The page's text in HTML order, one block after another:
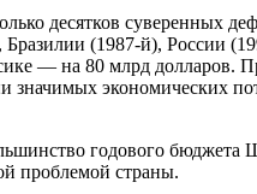
десятков суверенных
(1987-й), России
— на 80 млрд долларов.
экономических
годового бюджета
проблемой страны.